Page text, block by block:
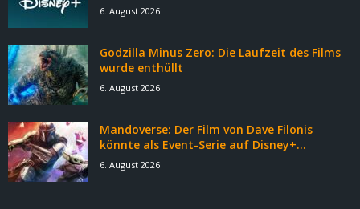
6. August 2026
Godzilla Minus Zero: Die Laufzeit des Films
wurde enthüllt
6. August 2026
Mandoverse: Der Film von Dave Filonis
könnte als Event-Serie auf Disney+...
6. August 2026